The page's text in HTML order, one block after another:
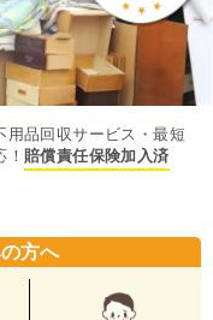
用品回収サービス・最短
！ 賠償責任保険加入済
方へ